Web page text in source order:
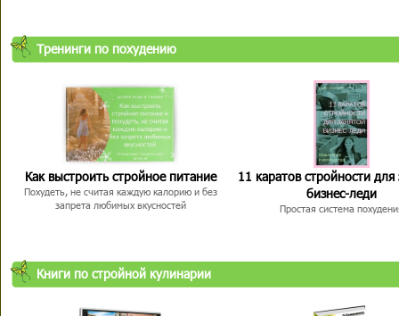
Тренинги по похудению
Как выстроить стройное питание
Похудеть, не считая каждую калорию и без
запрета любимых вкусностей
11 каратов стройности для
бизнес-леди
Простая система
Книги по стройной кулинарии